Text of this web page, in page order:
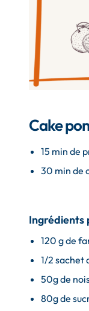
Cake
15 min de
30 min de
Ingrédients
120 g de
1/2 sachet
50g de
80g de